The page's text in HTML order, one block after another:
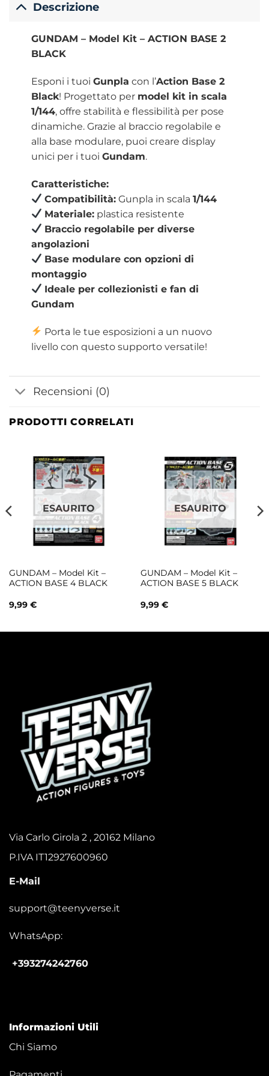
Descrizione
GUNDAM – Model Kit – ACTION BASE 2
BLACK
Esponi i tuoi Gunpla con l’Action Base 2
Black! Progettato per model kit in scala
1/144, offre stabilità e flessibilità per pose
dinamiche. Grazie al braccio regolabile e
alla base modulare, puoi creare display
unici per i tuoi Gundam.
Caratteristiche:
Compatibilità: Gunpla in scala1/144
Materiale: plastica resistente
Braccio regolabile per diverse
angolazioni
Base modulare con opzioni di
montaggio
Ideale per collezionisti e fan di
Gundam
Porta le tue esposizioni a un nuovo
livello con questo supporto versatile!
Recensioni (0)
PRODOTTI CORRELATI
ESAURITO
GUNDAM – Model Kit –
ACTION BASE 4 BLACK
9,99 €
ESAURITO
GUNDAM – Model Kit –
ACTION BASE 5 BLACK
9,99 €
Via Carlo Girola 2 , 20162 Milano
P.IVA IT12927600960
E-Mail
support@teenyverse.it
WhatsApp:
+393274242760
Informazioni Utili
Chi Siamo